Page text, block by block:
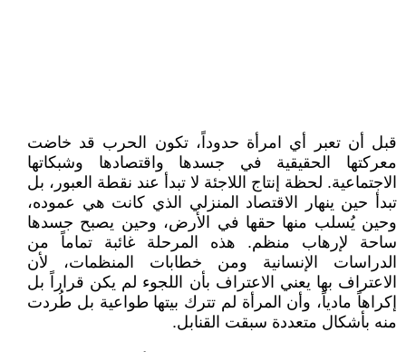
قبل أن تعبر أي امرأة حدوداً، تكون الحرب قد خاضت
معركتها الحقيقية في جسدها واقتصادها وشبكاتها
الاجتماعية. لحظة إنتاج اللاجئة لا تبدأ عند نقطة العبور، بل
تبدأ حين ينهار الاقتصاد المنزلي الذي كانت هي عموده،
وحين يُسلب منها حقها في الأرض، وحين يصبح جسدها
ساحة لإرهاب منظم. هذه المرحلة غائبة تماماً من
الدراسات الإنسانية ومن خطابات المنظمات، لأن
الاعتراف بها يعني الاعتراف بأن اللجوء لم يكن قراراً بل
إكراهاً مادياً، وأن المرأة لم تترك بيتها طواعية بل طُردت
منه بأشكال متعددة سبقت القنابل.